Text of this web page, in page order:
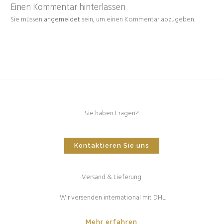
Einen Kommentar hinterlassen
Sie müssen angemeldet sein, um einen Kommentar abzugeben.
Sie haben Fragen?
Kontaktieren Sie uns
Versand & Lieferung
Wir versenden international mit DHL.
Mehr erfahren